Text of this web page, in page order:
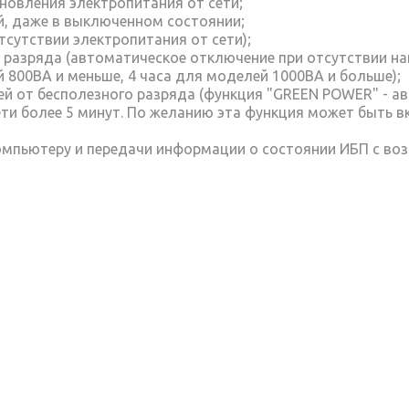
даже в выключенном состоянии;
электропитания от сети);
(автоматическое отключение при отсутствии
800ВА и меньше, 4 часа для моделей 1000ВА и больше);
бесполезного разряда (функция "GREEN POWER" -
более 5 минут. По желанию эта функция может
и передачи информации о состоянии ИБП с